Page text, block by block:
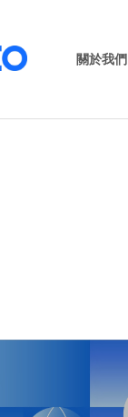
關於我們